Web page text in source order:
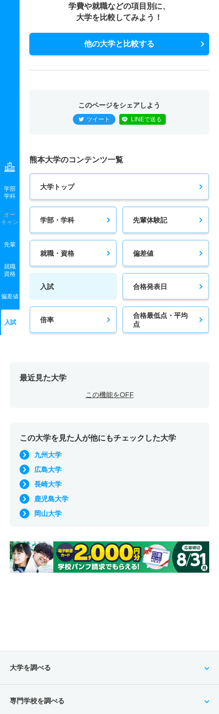
学部
学科
オー
キャン
先輩
就職
資格
偏差値
入試
学費や就職などの項目別に、
大学を比較してみよう！
他の大学と比較する
このページをシェアしよう
ツイート LINEで送る
熊本大学のコンテンツ一覧
大学トップ
学部・学科 先輩体験記
就職・資格 偏差値
入試 合格発表日
倍率
合格最低点・平均
点
最近見た大学
この機能をOFF
この大学を見た人が他にもチェックした大学
九州大学
広島大学
長崎大学
鹿児島大学
岡山大学
大学を調べる
専門学校を調べる